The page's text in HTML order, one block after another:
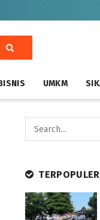
UMKM
TERPOPULER